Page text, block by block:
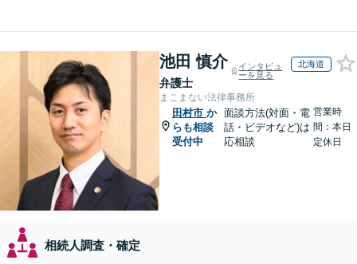
池田 慎介
弁護士
インタビュ
ーを見る
北海道
まこまない法律事務所
田村市 か
らも相談
受付中
面談方法(対面・電
話・ビデオなど)は
応相談
営業時
間：本日
定休日
相続人調査・確定